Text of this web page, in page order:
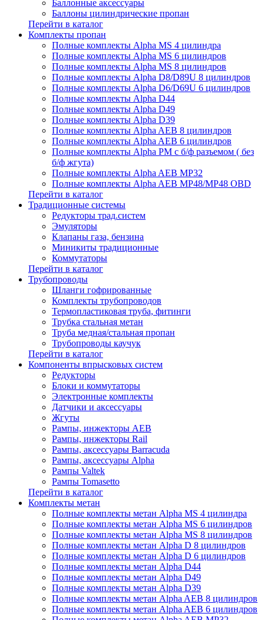
Баллонные аксессуары
Баллоны цилиндрические пропан
Перейти в каталог
Комплекты пропан
Полные комплекты Alpha MS 4 цилиндра
Полные комплекты Alpha MS 6 цилиндров
Полные комплекты Alpha MS 8 цилиндров
Полные комплекты Alpha D8/D89U 8 цилиндров
Полные комплекты Alpha D6/D69U 6 цилиндров
Полные комплекты Alpha D44
Полные комплекты Alpha D49
Полные комплекты Alpha D39
Полные комплекты Alpha AEB 8 цилиндров
Полные комплекты Alpha AEB 6 цилиндров
Полные комплекты Alpha PM с б/ф разъемом ( без
б/ф жгута)
Полные комплекты Alpha AEB MP32
Полные комплекты Alpha AEB MP48/MP48 OBD
Перейти в каталог
Традиционные системы
Редукторы трад.систем
Эмуляторы
Клапаны газа, бензина
Миникиты традиционные
Коммутаторы
Перейти в каталог
Трубопроводы
Шланги гофрированные
Комплекты трубопроводов
Термопластиковая труба, фитинги
Трубка стальная метан
Труба медная/стальная пропан
Трубопроводы каучук
Перейти в каталог
Компоненты впрысковых систем
Редукторы
Блоки и коммутаторы
Электронные комплекты
Датчики и аксессуары
Жгуты
Рампы, инжекторы AEB
Рампы, инжекторы Rail
Рампы, аксессуары Barracuda
Рампы, аксессуары Alpha
Рампы Valtek
Рампы Tomasetto
Перейти в каталог
Комплекты метан
Полные комплекты метан Alpha MS 4 цилиндра
Полные комплекты метан Alpha MS 6 цилиндров
Полные комплекты метан Alpha MS 8 цилиндров
Полные комплекты метан Alpha D 8 цилиндров
Полные комплекты метан Alpha D 6 цилиндров
Полные комплекты метан Alpha D44
Полные комплекты метан Alpha D49
Полные комплекты метан Alpha D39
Полные комплекты метан Alpha AEB 8 цилиндров
Полные комплекты метан Alpha AEB 6 цилиндров